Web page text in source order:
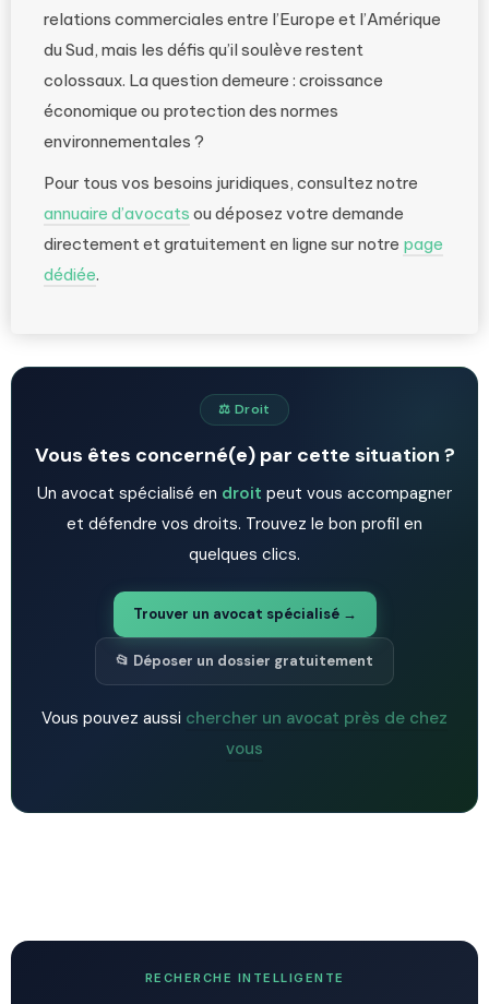
relations commerciales entre l’Europe et l’Amérique
du Sud, mais les défis qu’il soulève restent
colossaux. La question demeure : croissance
économique ou protection des normes
environnementales ?
Pour tous vos besoins juridiques, consultez notre
annuaire d’avocats ou déposez votre demande
directement et gratuitement en ligne sur notre page
dédiée.
⚖️ Droit
Vous êtes concerné(e) par cette situation ?
Un avocat spécialisé en droit peut vous accompagner
et défendre vos droits. Trouvez le bon profil en
quelques clics.
Trouver un avocat spécialisé →
📂 Déposer un dossier gratuitement
Vous pouvez aussi chercher un avocat près de chez
vous
RECHERCHE INTELLIGENTE